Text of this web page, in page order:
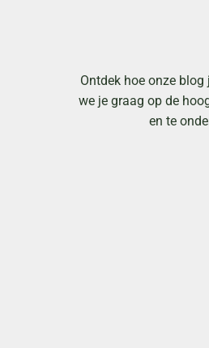
Ontdek hoe onze
we je graag op de
en te